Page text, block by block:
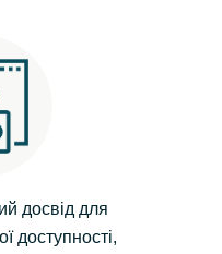
досвід для
доступності,